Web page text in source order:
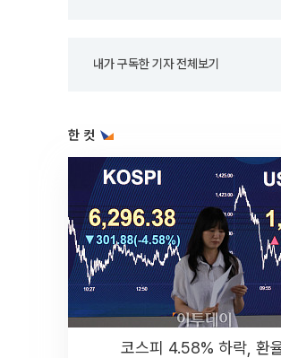
내가 구독한 기자 전체보기
한 컷
코스피 4.58% 하락, 환